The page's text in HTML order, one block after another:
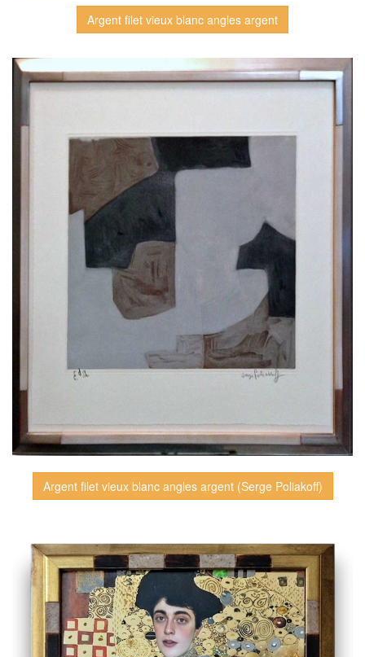
Argent filet vieux blanc angles argent
Argent filet vieux blanc angles argent (Serge Poliakoff)